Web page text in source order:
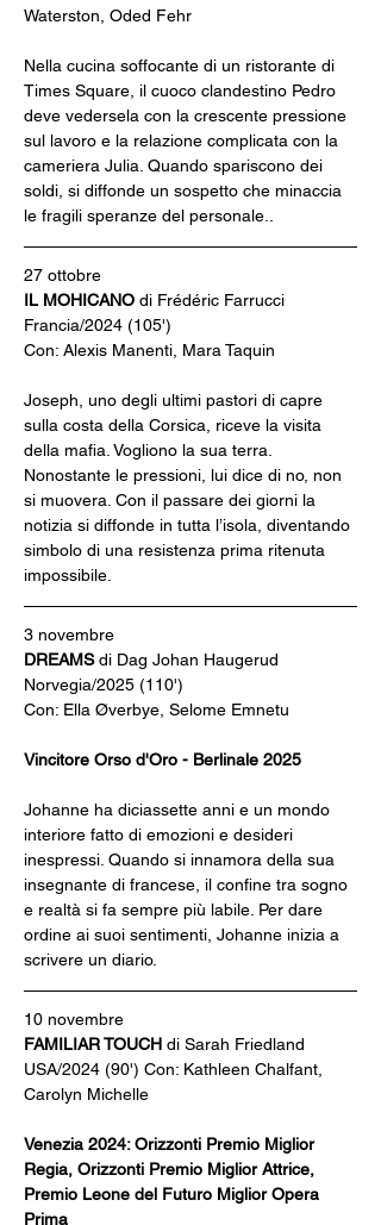
Waterston, Oded Fehr
Nella cucina soffocante di un ristorante di
Times Square, il cuoco clandestino Pedro
deve vedersela con la crescente pressione
sul lavoro e la relazione complicata con la
cameriera Julia. Quando spariscono dei
soldi, si diffonde un sospetto che minaccia
le fragili speranze del personale..
27 ottobre
IL MOHICANO di Frédéric Farrucci
Francia/2024 (105')
Con: Alexis Manenti, Mara Taquin
Joseph, uno degli ultimi pastori di capre
sulla costa della Corsica, riceve la visita
della mafia. Vogliono la sua terra.
Nonostante le pressioni, lui dice di no, non
si muovera. Con il passare dei giorni la
notizia si diffonde in tutta l’isola, diventando
simbolo di una resistenza prima ritenuta
impossibile.
3 novembre
DREAMS di Dag Johan Haugerud
Norvegia/2025 (110')
Con: Ella Øverbye, Selome Emnetu
Vincitore Orso d'Oro - Berlinale 2025
Johanne ha diciassette anni e un mondo
interiore fatto di emozioni e desideri
inespressi. Quando si innamora della sua
insegnante di francese, il confine tra sogno
e realtà si fa sempre più labile. Per dare
ordine ai suoi sentimenti, Johanne inizia a
scrivere un diario.
10 novembre
FAMILIAR TOUCH di Sarah Friedland
USA/2024 (90') Con: Kathleen Chalfant,
Carolyn Michelle
Venezia 2024: Orizzonti Premio Miglior
Regia, Orizzonti Premio Miglior Attrice,
Premio Leone del Futuro Miglior Opera
Prima